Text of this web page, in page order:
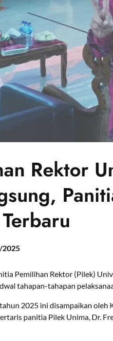
Rektor
Pemilihan Rektor (Pilek)
tahapan-tahapan
2025 ini disampaikan oleh
panitia Pilek Unima, Dr.